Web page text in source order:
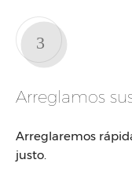
Arreglamos
Arreglaremos
justo.